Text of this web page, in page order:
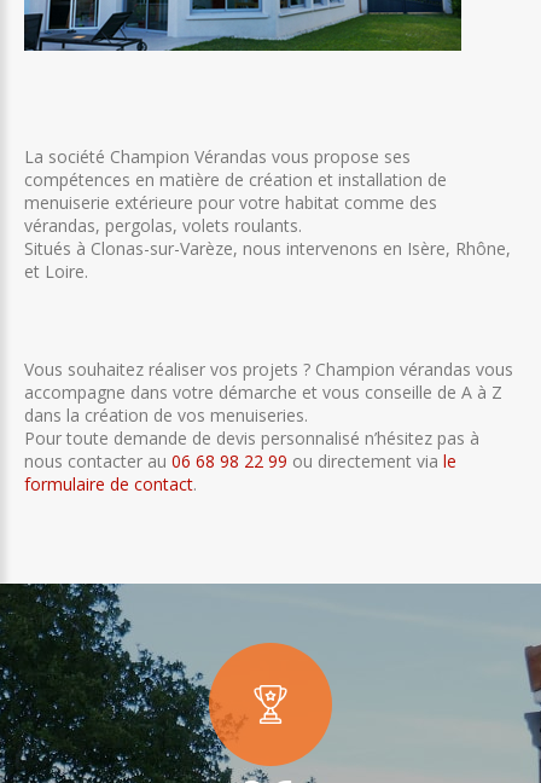
La société Champion Vérandas vous propose ses
compétences en matière de création et installation de
menuiserie extérieure pour votre habitat comme des
vérandas, pergolas, volets roulants.
Situés à Clonas-sur-Varèze, nous intervenons en Isère, Rhône,
et Loire.
Vous souhaitez réaliser vos projets ? Champion vérandas vous
accompagne dans votre démarche et vous conseille de A à Z
dans la création de vos menuiseries.
Pour toute demande de devis personnalisé n’hésitez pas à
nous contacter au 06 68 98 22 99 ou directement via le
formulaire de contact.